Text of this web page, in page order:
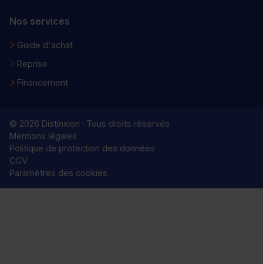
Nos services
Guide d'achat
Reprise
Financement
© 2026 Distinxion · Tous droits réservés
Mentions légales
Politique de protection des données
CGV
Paramètres des cookies